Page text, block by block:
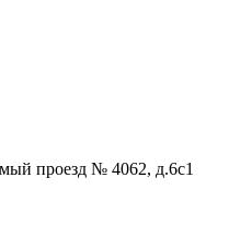
проезд № 4062, д.6с1